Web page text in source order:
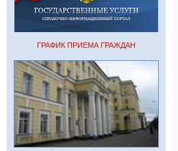
ГРАФИК ПРИЕМА ГРАЖДАН